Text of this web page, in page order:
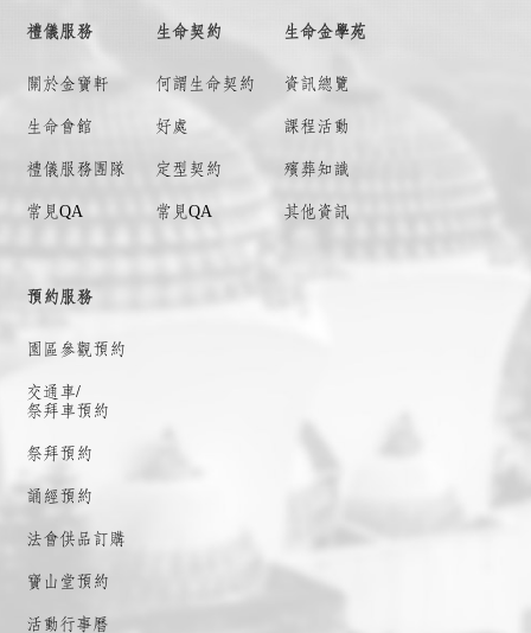
禮儀服務
關於金寶軒
生命會館
禮儀服務團隊
常見QA
生命契約
何謂 生命契約
好處
定型契約
常見QA
生命金學苑
資訊總覽
課程活動
殯葬知識
其他資訊
預約服務
園區參觀預約
交通車/
祭拜車預約
祭拜預約
誦經預約
法會供品訂購
寶山堂預約
活動行事曆